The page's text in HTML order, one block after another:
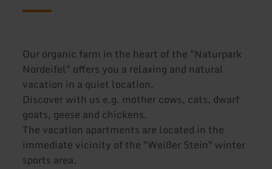
Our organic farm in the heart of the "Naturpark
Nordeifel" offers you a relaxing and natural
vacation in a quiet location.
Discover with us e.g. mother cows, cats, dwarf
goats, geese and chickens.
The vacation apartments are located in the
immediate vicinity of the "Weißer Stein" winter
sports area.